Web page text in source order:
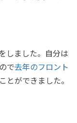
しました。自分は
で去年のフロント
とができました。